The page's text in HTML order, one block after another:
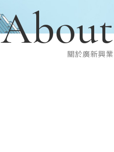
About
關於廣新興業